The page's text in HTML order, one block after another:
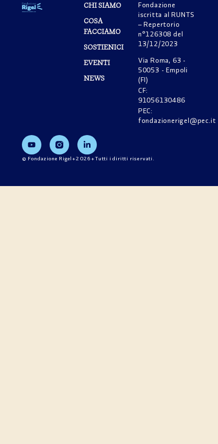
CHI SIAMO
COSA
FACCIAMO
SOSTIENICI
EVENTI
NEWS
Fondazione
iscritta al RUNTS
– Repertorio
n°126308 del
13/12/2023
Via Roma, 63 -
50053 - Empoli
(FI)
CF:
91056130486
PEC:
fondazionerigel@pec.it
© Fondazione Rigel+2026+Tutti i diritti riservati.